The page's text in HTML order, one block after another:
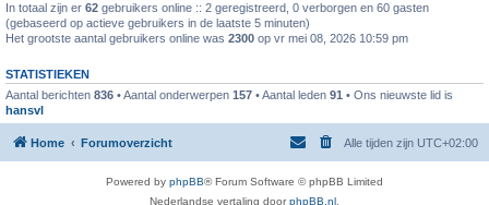
In totaal zijn er 62 gebruikers online :: 2 geregistreerd, 0 verborgen en 60 gasten
(gebaseerd op actieve gebruikers in de laatste 5 minuten)
Het grootste aantal gebruikers online was 2300 op vr mei 08, 2026 10:59 pm
STATISTIEKEN
Aantal berichten 836 • Aantal onderwerpen 157 • Aantal leden 91 • Ons nieuwste lid is
hansvl
Home Forumoverzicht Alle tijden zijn UTC+02:00
Powered by phpBB® Forum Software © phpBB Limited
Nederlandse vertaling doorphpBB.nl